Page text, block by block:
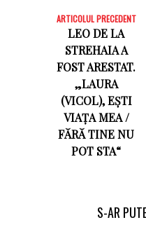
ARTICOLUL PRECEDENT
LEO DE LA
STREHAIA A
FOST ARESTAT.
„LAURA
(VICOL), EȘTI
VIAȚA MEA /
FĂRĂ TINE NU
POT STA“
S-AR